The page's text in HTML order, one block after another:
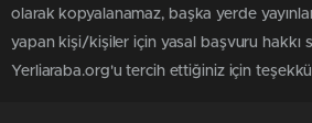
olarak kopyalanamaz, başka yerde
yapan kişi/kişiler için yasal başvuru hakkı
Yerliaraba.org'u tercih ettiğiniz için